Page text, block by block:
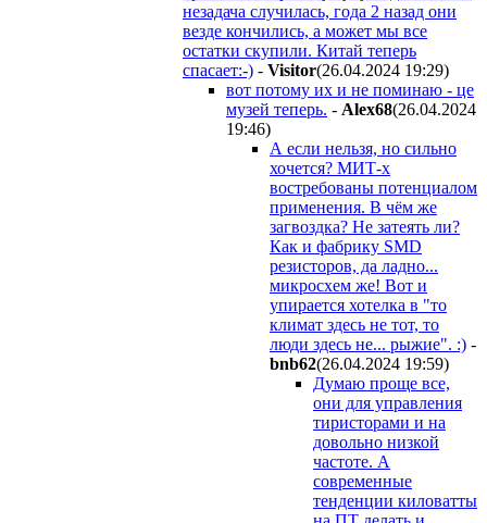
незадача случилась, года 2 назад они
везде кончились, а может мы все
остатки скупили. Китай теперь
спасает:-) - Visitor(26.04.2024 19:29)
вот потому их и не поминаю - це
музей теперь. - Alex68(26.04.2024
19:46)
А если нельзя, но сильно
хочется? МИТ-х
востребованы потенциалом
применения. В чём же
загвоздка? Не затеять ли?
Как и фабрику SMD
резисторов, да ладно...
микросхем же! Вот и
упирается хотелка в "то
климат здесь не тот, то
люди здесь не... рыжие". :) -
bnb62(26.04.2024 19:59)
Думаю проще все,
они для управления
тиристорами и на
довольно низкой
частоте. А
современные
тенденции киловатты